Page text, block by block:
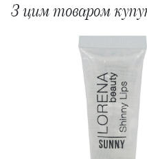
З цим товаром